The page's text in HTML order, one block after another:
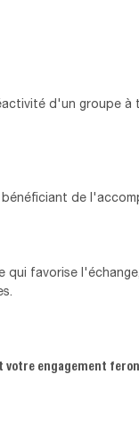
d'un groupe à
de
favorise
votre engagement